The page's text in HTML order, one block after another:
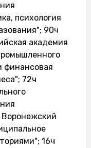
психология
90ч
академия
финансовая
72ч
16ч